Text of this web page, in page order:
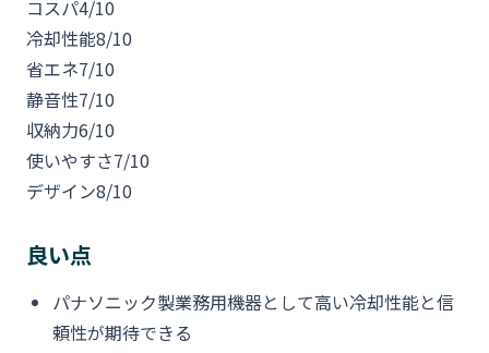
コスパ4/10
冷却性能8/10
省エネ7/10
静音性7/10
収納力6/10
使いやすさ7/10
デザイン8/10
良い点
パナソニック製業務用機器として高い冷却性能と信
頼性が期待できる